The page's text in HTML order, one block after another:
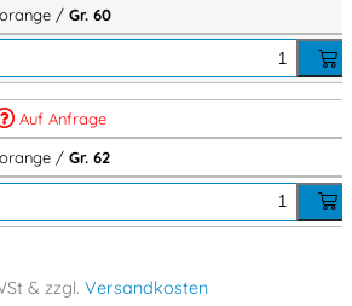
/ Gr. 60
Auf Anfrage
/ Gr. 62
& zzgl. Versandkosten